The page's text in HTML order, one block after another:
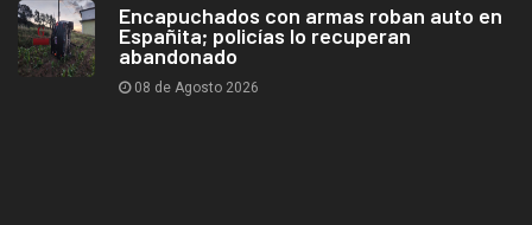
Encapuchados con armas roban auto en
Españita; policías lo recuperan
abandonado
08 de Agosto 2026